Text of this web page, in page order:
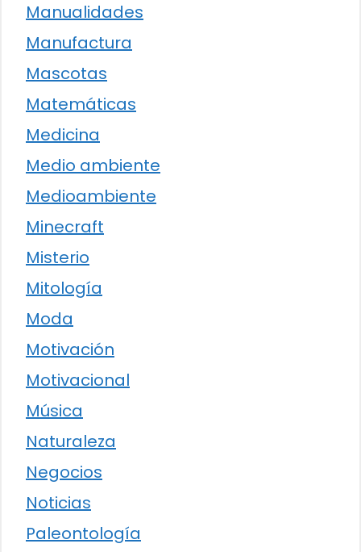
Manualidades
Manufactura
Mascotas
Matemáticas
Medicina
Medio ambiente
Medioambiente
Minecraft
Misterio
Mitología
Moda
Motivación
Motivacional
Música
Naturaleza
Negocios
Noticias
Paleontología